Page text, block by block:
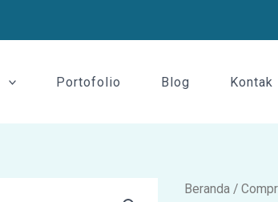
Portofolio Blog Kontak
Beranda /